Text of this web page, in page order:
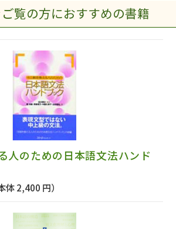
覧の方におすすめの書籍
人のための日本語文法ハンド
体 2,400 円）